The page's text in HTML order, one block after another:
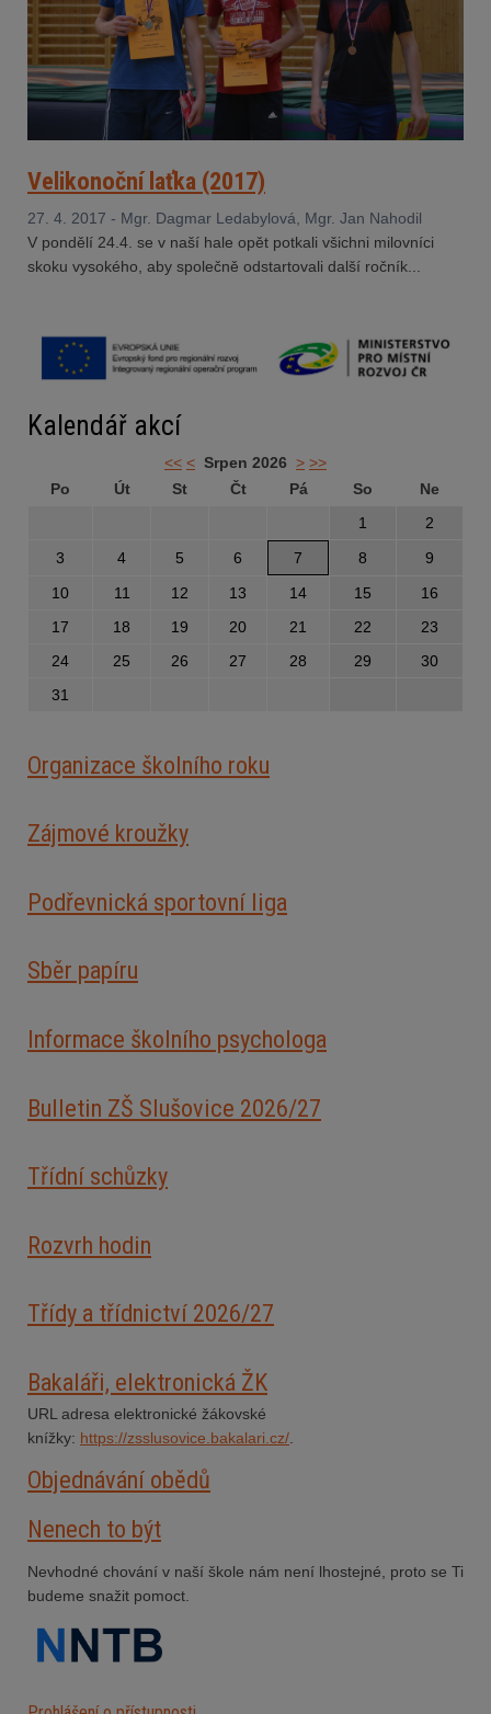
Velikonoční laťka (2017)
27. 4. 2017 - Mgr. Dagmar Ledabylová, Mgr. Jan Nahodil
V pondělí 24.4. se v naší hale opět potkali všichni milovníci
skoku vysokého, aby společně odstartovali další ročník...
Kalendář akcí
<< < Srpen 2026 > >>
Po
Út St Čt Pá So
Ne
1
2
3
4 5 6 7 8
9
10
11 12 13 14 15
16
17
18 19 20 21 22
23
24
25 26 27 28 29
30
31
Organizace školního roku
Zájmové kroužky
Podřevnická sportovní liga
Sběr papíru
Informace školního psychologa
Bulletin ZŠ Slušovice 2026/27
Třídní schůzky
Rozvrh hodin
Třídy a třídnictví 2026/27
Bakaláři, elektronická ŽK
URL adresa elektronické žákovské
knížky: https://zsslusovice.bakalari.cz/.
Objednávání obědů
Nenech to být
Nevhodné chování v naší škole nám není lhostejné, proto se Ti
budeme snažit pomoct.